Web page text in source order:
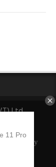
Ltd.
Policy